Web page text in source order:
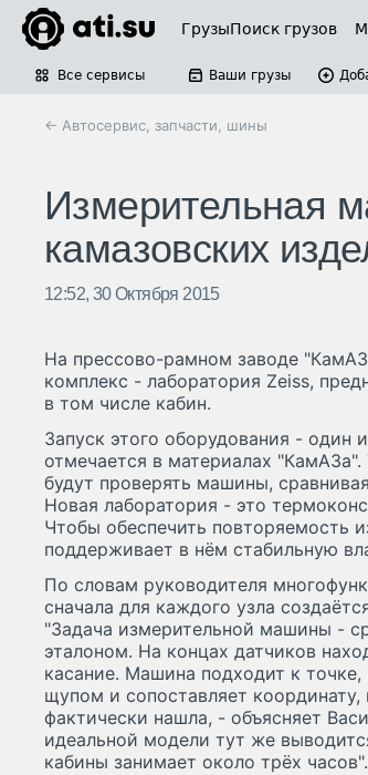
ГрузыПоиск грузов
Все сервисы Ваши грузы
← Автосервис, запчасти, шины
Измерительная
камазовских
12:52, 30 Октября 2015
На прессово-рамном заводе
комплекс - лаборатория Zeiss,
в том числе кабин.
Запуск этого оборудования - один
отмечается в материалах
будут проверять машины,
Новая лаборатория - это
Чтобы обеспечить повторяемость
поддерживает в нём стабильную
По словам руководителя
сначала для каждого узла
"Задача измерительной машины -
эталоном. На концах датчиков
касание. Машина подходит к
щупом и сопоставляет
фактически нашла, - объясняет
идеальной модели тут же
кабины занимает около трёх часов".